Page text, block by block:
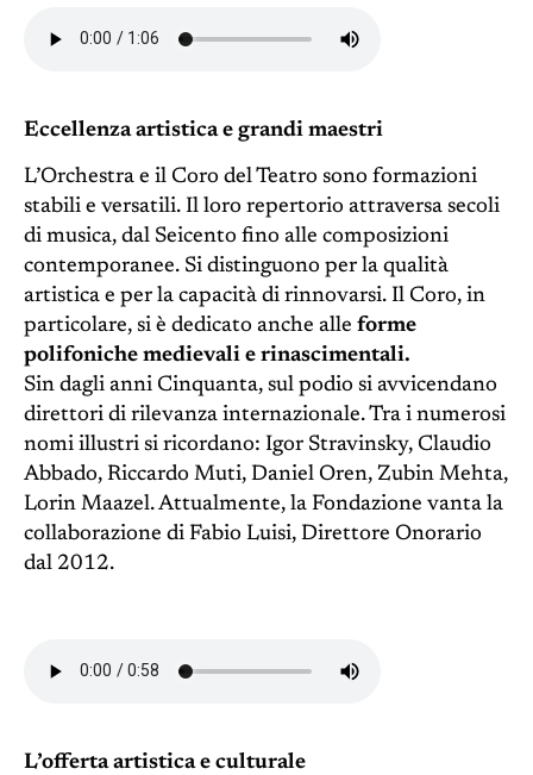
Eccellenza artistica e grandi maestri
L’Orchestra e il Coro del Teatro sono formazioni
stabili e versatili. Il loro repertorio attraversa secoli
di musica, dal Seicento fino alle composizioni
contemporanee. Si distinguono per la qualità
artistica e per la capacità di rinnovarsi. Il Coro, in
particolare, si è dedicato anche alle forme
polifoniche medievali e rinascimentali.
Sin dagli anni Cinquanta, sul podio si avvicendano
direttori di rilevanza internazionale. Tra i numerosi
nomi illustri si ricordano: Igor Stravinsky, Claudio
Abbado, Riccardo Muti, Daniel Oren, Zubin Mehta,
Lorin Maazel. Attualmente, la Fondazione vanta la
collaborazione di Fabio Luisi, Direttore Onorario
dal 2012.
L’offerta artistica e culturale